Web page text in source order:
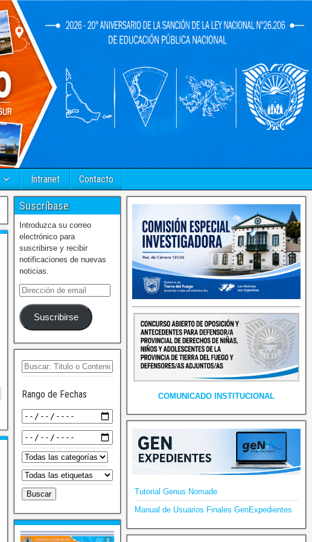
Intranet Contacto
Suscríbase
Introduzca su correo
electrónico para
suscribirse y recibir
notificaciones de nuevas
noticias.
Suscribirse
Rango de Fechas COMUNICADO INSTITUCIONAL
Tutorial Genus Nomade
Manual de Usuarios Finales GenExpedientes